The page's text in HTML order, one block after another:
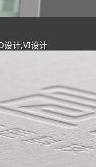
设计,VI设计